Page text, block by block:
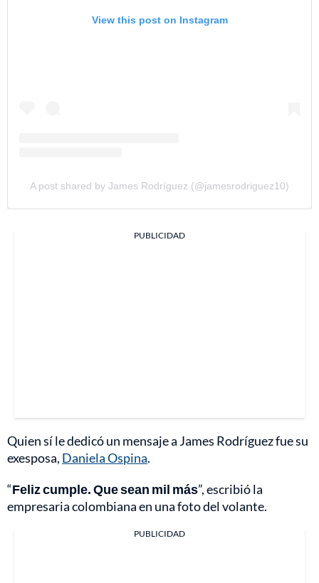
View this post on Instagram
A post shared by James Rodríguez (@jamesrodriguez10)
PUBLICIDAD
Quien sí le dedicó un mensaje a James Rodríguez fue su
exesposa, Daniela Ospina.
“Feliz cumple. Que sean mil más”, escribió la
empresaria colombiana en una foto del volante.
PUBLICIDAD